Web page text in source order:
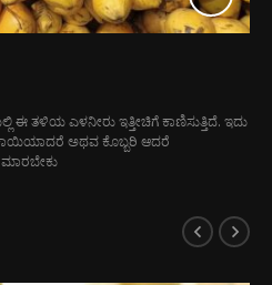
ಈ ತಳಿಯ ಎಳನೀರು ಇತ್ತೀಚಿಗೆ ಕಾಣಿಸುತ್ತಿದೆ. ಇದು
ಅಥವ ಕೊಬ್ಬರಿ ಆದರೆ
ಮಾರಬೇಕು